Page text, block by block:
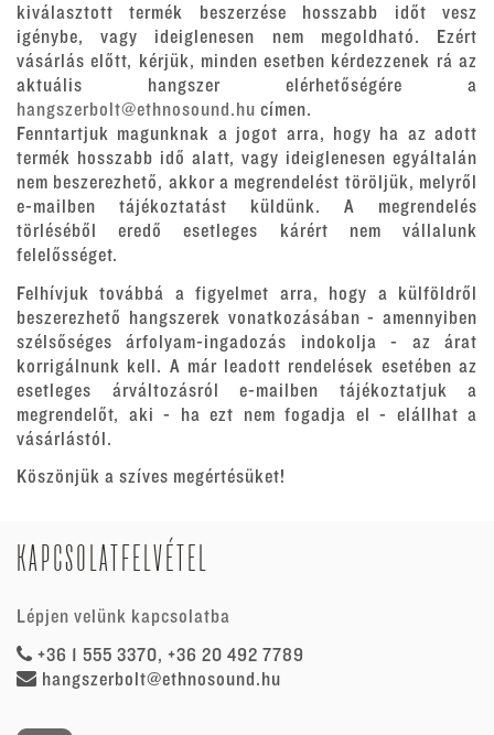
kiválasztott termék beszerzése hosszabb időt vesz
igénybe, vagy ideiglenesen nem megoldható. Ezért
vásárlás előtt, kérjük, minden esetben kérdezzenek rá az
aktuális hangszer elérhetőségére a
hangszerbolt@ethnosound.hu címen.
Fenntartjuk magunknak a jogot arra, hogy ha az adott
termék hosszabb idő alatt, vagy ideiglenesen egyáltalán
nem beszerezhető, akkor a megrendelést töröljük, melyről
e-mailben tájékoztatást küldünk. A megrendelés
törléséből eredő esetleges kárért nem vállalunk
felelősséget.
Felhívjuk továbbá a figyelmet arra, hogy a külföldről
beszerezhető hangszerek vonatkozásában - amennyiben
szélsőséges árfolyam-ingadozás indokolja - az árat
korrigálnunk kell. A már leadott rendelések esetében az
esetleges árváltozásról e-mailben tájékoztatjuk a
megrendelőt, aki - ha ezt nem fogadja el - elállhat a
vásárlástól.
Köszönjük a szíves megértésüket!
KAPCSOLATFELVÉTEL
Lépjen velünk kapcsolatba
+36 1 555 3370, +36 20 492 7789
hangszerbolt@ethnosound.hu